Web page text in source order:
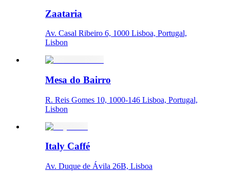
Zaataria
Av. Casal Ribeiro 6, 1000 Lisboa, Portugal,
Lisbon
Mesa do Bairro
R. Reis Gomes 10, 1000-146 Lisboa, Portugal,
Lisbon
Italy Caffé
Av. Duque de Ávila 26B, Lisboa